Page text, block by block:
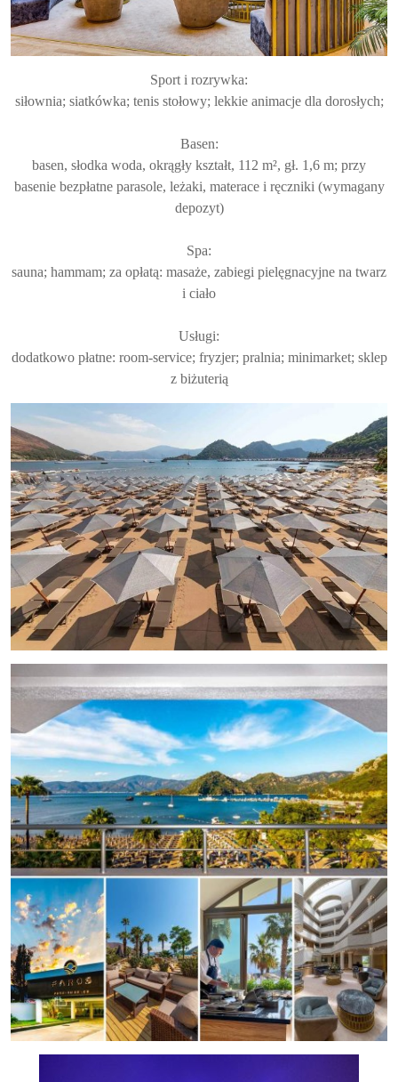
Sport i rozrywka:
siłownia; siatkówka; tenis stołowy; lekkie animacje dla dorosłych;
Basen:
basen, słodka woda, okrągły kształt, 112 m², gł. 1,6 m; przy
basenie bezpłatne parasole, leżaki, materace i ręczniki (wymagany
depozyt)
Spa:
sauna; hammam; za opłatą: masaże, zabiegi pielęgnacyjne na twarz
i ciało
Usługi:
dodatkowo płatne: room-service; fryzjer; pralnia; minimarket; sklep
z biżuterią